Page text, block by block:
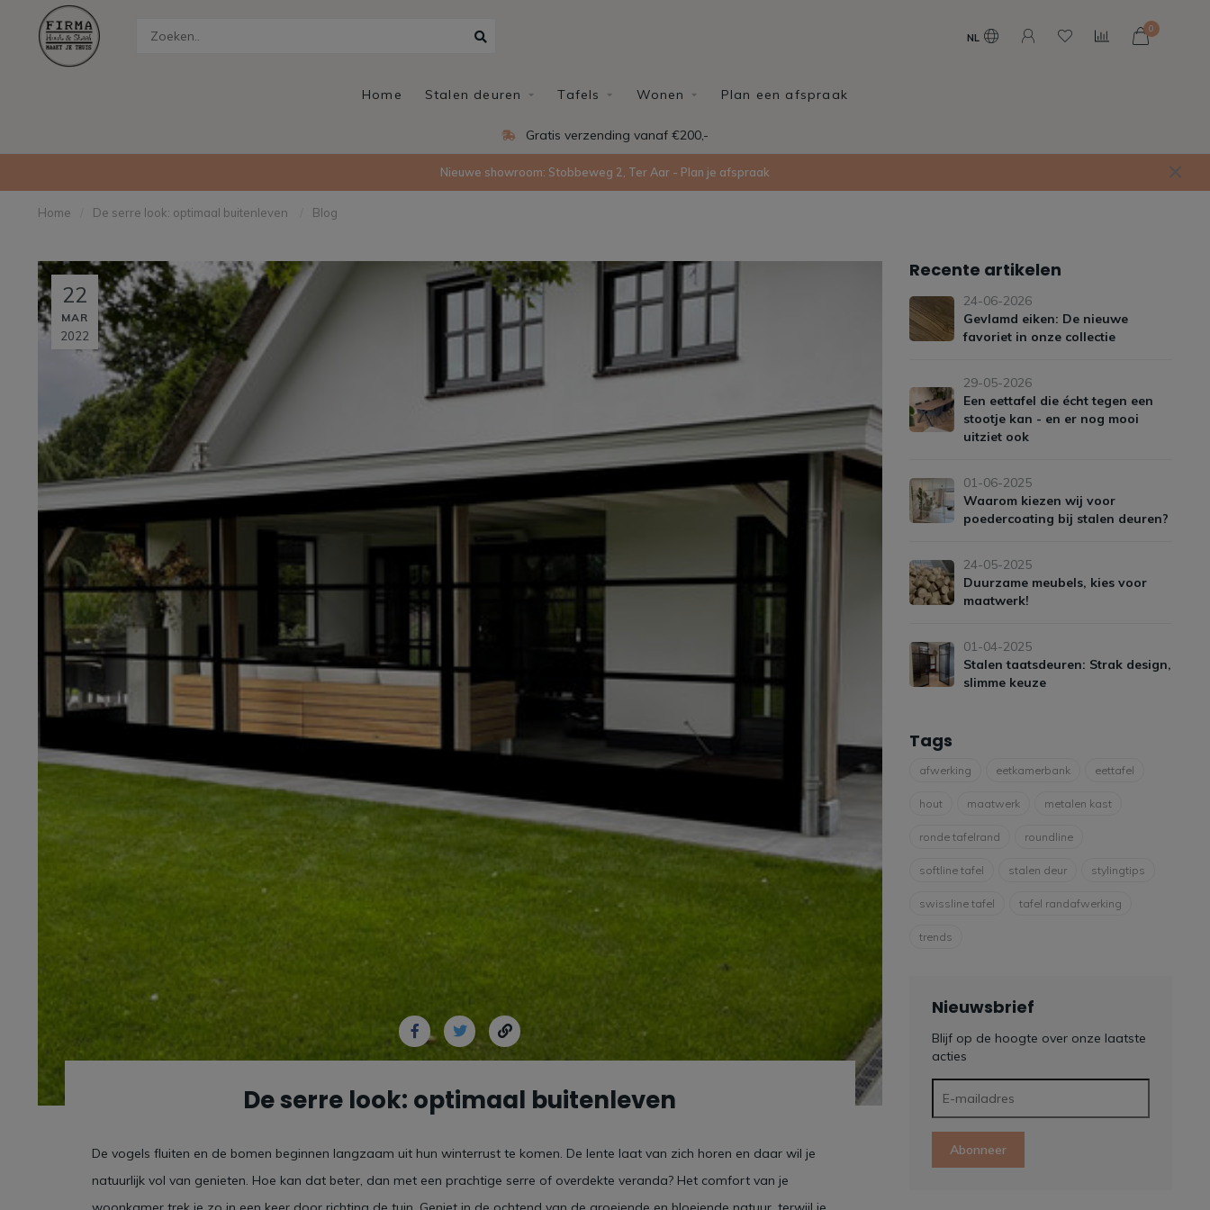
NL
0
Home Stalen deuren Tafels Wonen Plan een afspraak
Eigen productie in Ede
Nieuwe showroom: Stobbeweg 2, Ter Aar - Plan je afspraak
Home De serre look: optimaal buitenleven Blog
22
MAR
2022
De serre look: optimaal buitenleven
De vogels fluiten en de bomen beginnen langzaam uit hun winterrust te komen. De lente laat van zich horen en daar wil je
natuurlijk vol van genieten. Hoe kan dat beter, dan met een prachtige serre of overdekte veranda? Het comfort van je
Recente artikelen
24-06-2026
Gevlamd eiken: De nieuwe
favoriet in onze collectie
29-05-2026
Een eettafel die écht tegen een
stootje kan - en er nog mooi
uitziet ook
01-06-2025
Waarom kiezen wij voor
poedercoating bij stalen deuren?
24-05-2025
Duurzame meubels, kies voor
maatwerk!
01-04-2025
Stalen taatsdeuren: Strak design,
slimme keuze
Tags
afwerking eetkamerbank eettafel
hout maatwerk metalen kast
ronde tafelrand roundline
softline tafel stalen deur stylingtips
swissline tafel tafel randafwerking
trends
Nieuwsbrief
Blijf op de hoogte over onze laatste
acties
Abonneer